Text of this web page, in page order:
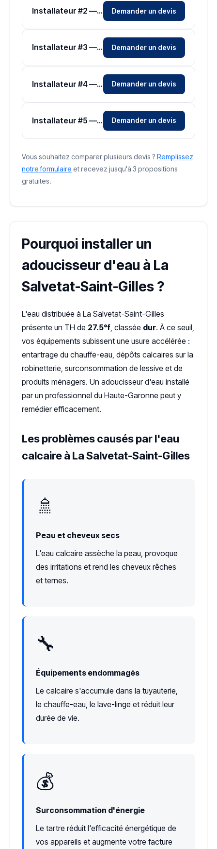
Installateur #2 — Zone Haute-Garonne Demander un devis
Installateur #3 — Zone Haute-Garonne Demander un devis
Installateur #4 — Zone Haute-Garonne Demander un devis
Installateur #5 — Zone Haute-Garonne Demander un devis
Vous souhaitez comparer plusieurs devis ? Remplissez
notre formulaire et recevez jusqu'à 3 propositions
gratuites.
Pourquoi installer un
adoucisseur d'eau à La
Salvetat-Saint-Gilles ?
L'eau distribuée à La Salvetat-Saint-Gilles
présente un TH de 27.5°f , classée dur. À ce seuil,
vos équipements subissent une usure accélérée :
entartrage du chauffe-eau, dépôts calcaires sur la
robinetterie, surconsommation de lessive et de
produits ménagers. Un adoucisseur d'eau installé
par un professionnel du Haute-Garonne peut y
remédier efficacement.
Les problèmes causés par l'eau
calcaire à La Salvetat-Saint-Gilles
🚿
Peau et cheveux secs
L'eau calcaire assèche la peau, provoque
des irritations et rend les cheveux rêches
et ternes.
🔧
Équipements endommagés
Le calcaire s'accumule dans la tuyauterie,
le chauffe-eau, le lave-linge et réduit leur
durée de vie.
💰
Surconsommation d'énergie
Le tartre réduit l'efficacité énergétique de
vos appareils et augmente votre facture